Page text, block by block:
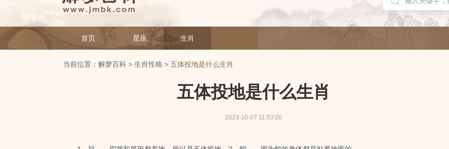
首页 星座 生肖
当前位置： 解梦百科 > 生肖性格 > 五体投地是什么生肖
五体投地是什么生肖
2023-10-07 11:53:00